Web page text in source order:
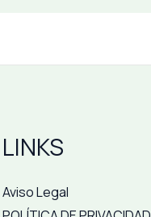
LINKS
Aviso Legal